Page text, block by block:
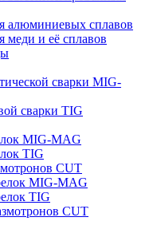
алюминиевых сплавов
меди и её сплавов
сварки MIG-
сварки TIG
MIG-MAG
TIG
CUT
MIG-MAG
TIG
CUT